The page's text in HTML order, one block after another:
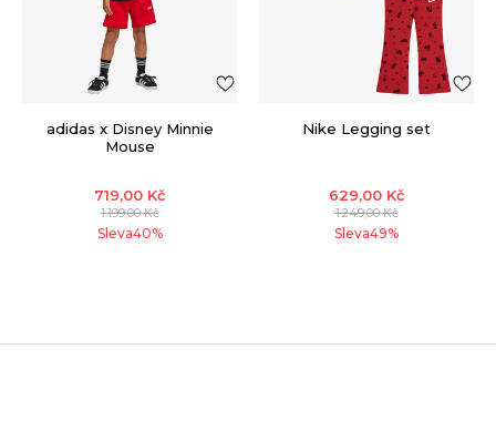
adidas x Disney Minnie
Mouse
719,00 Kč
1.199,00Kč
Sleva40%
Nike Legging set
629,00 Kč
1.249,00Kč
Sleva49%